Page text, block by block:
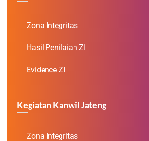
Zona Integritas
Hasil Penilaian ZI
Evidence ZI
Kegiatan Kanwil Jateng
Zona Integritas